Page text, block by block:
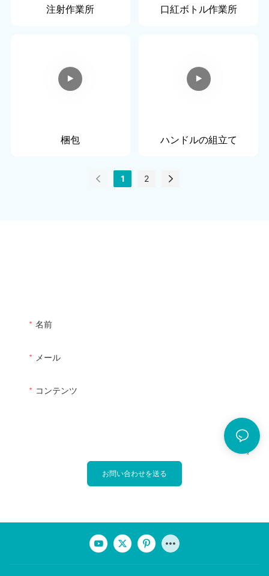
注射作業所 口紅ボトル作業所
梱包 ハンドルの組立て
1 2
名前
メール
コンテンツ
お問い合わせを送る